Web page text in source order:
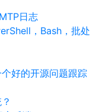
日志
，Bash，批处
好的开源问题跟踪